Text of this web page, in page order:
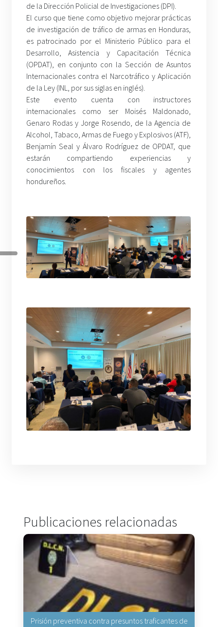
de la Dirección Policial de Investigaciones (DPI).
El curso que tiene como objetivo mejorar prácticas
de investigación de tráfico de armas en Honduras,
es patrocinado por el Ministerio Público para el
Desarrollo, Asistencia y Capacitación Técnica
(OPDAT), en conjunto con la Sección de Asuntos
Internacionales contra el Narcotráfico y Aplicación
de la Ley (INL, por sus siglas en inglés).
Este evento cuenta con instructores
internacionales como ser Moisés Maldonado,
Genaro Rodas y Jorge Rosendo, de la Agencia de
Alcohol, Tabaco, Armas de Fuego y Explosivos (ATF),
Benjamín Seal y Álvaro Rodríguez de OPDAT, que
estarán compartiendo experiencias y
conocimientos con los fiscales y agentes
hondureños.
Publicaciones relacionadas
Prisión preventiva contra presuntos traficantes de